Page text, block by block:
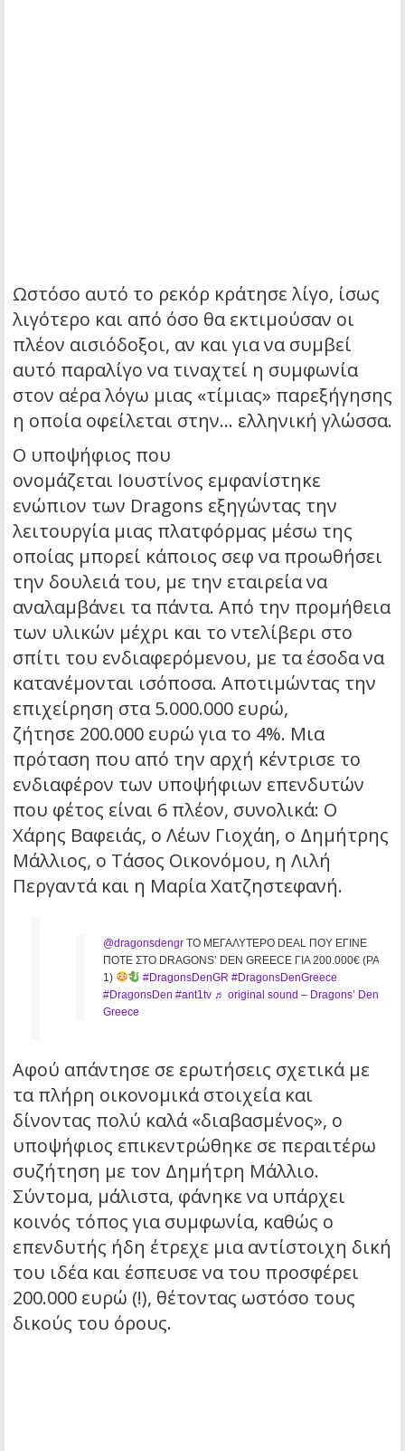
Ωστόσο αυτό το ρεκόρ κράτησε λίγο, ίσως
λιγότερο και από όσο θα εκτιμούσαν οι
πλέον αισιόδοξοι, αν και για να συμβεί
αυτό παραλίγο να τιναχτεί η συμφωνία
στον αέρα λόγω μιας «τίμιας» παρεξήγησης
η οποία οφείλεται στην… ελληνική γλώσσα.
Ο υποψήφιος που
ονομάζεται Ιουστίνος εμφανίστηκε
ενώπιον των Dragons εξηγώντας την
λειτουργία μιας πλατφόρμας μέσω της
οποίας μπορεί κάποιος σεφ να προωθήσει
την δουλειά του, με την εταιρεία να
αναλαμβάνει τα πάντα. Από την προμήθεια
των υλικών μέχρι και το ντελίβερι στο
σπίτι του ενδιαφερόμενου, με τα έσοδα να
κατανέμονται ισόποσα. Αποτιμώντας την
επιχείρηση στα 5.000.000 ευρώ,
ζήτησε 200.000 ευρώ για το 4%. Μια
πρόταση που από την αρχή κέντρισε το
ενδιαφέρον των υποψήφιων επενδυτών
που φέτος είναι 6 πλέον, συνολικά: Ο
Χάρης Βαφειάς, ο Λέων Γιοχάη, ο Δημήτρης
Μάλλιος, ο Τάσος Οικονόμου, η Λιλή
Περγαντά και η Μαρία Χατζηστεφανή.
@dragonsdengr ΤΟ ΜΕΓΑΛΥΤΕΡΟ DEAL ΠΟΥ ΕΓΙΝΕ
ΠΟΤΕ ΣΤΟ DRAGONS’ DEN GREECE ΓΙΑ 200.000€ (PART
1)
#DragonsDenGR #DragonsDenGreece
#DragonsDen #ant1tv ♬ original sound – Dragons’ Den
Greece
Αφού απάντησε σε ερωτήσεις σχετικά με
τα πλήρη οικονομικά στοιχεία και
δίνοντας πολύ καλά «διαβασμένος», ο
υποψήφιος επικεντρώθηκε σε περαιτέρω
συζήτηση με τον Δημήτρη Μάλλιο.
Σύντομα, μάλιστα, φάνηκε να υπάρχει
κοινός τόπος για συμφωνία, καθώς ο
επενδυτής ήδη έτρεχε μια αντίστοιχη δική
του ιδέα και έσπευσε να του προσφέρει
200.000 ευρώ (!), θέτοντας ωστόσο τους
δικούς του όρους.